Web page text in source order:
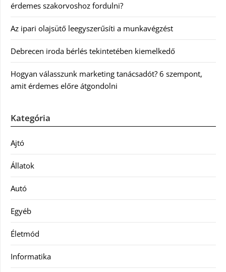
érdemes szakorvoshoz fordulni?
Az ipari olajsütő leegyszerűsíti a munkavégzést
Debrecen iroda bérlés tekintetében kiemelkedő
Hogyan válasszunk marketing tanácsadót? 6 szempont,
amit érdemes előre átgondolni
Kategória
Ajtó
Állatok
Autó
Egyéb
Életmód
Informatika